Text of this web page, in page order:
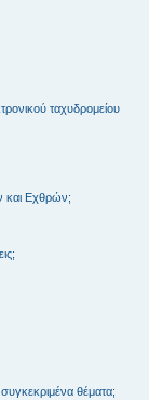
ταχυδρομείου
και Εχθρών;
θέματα;